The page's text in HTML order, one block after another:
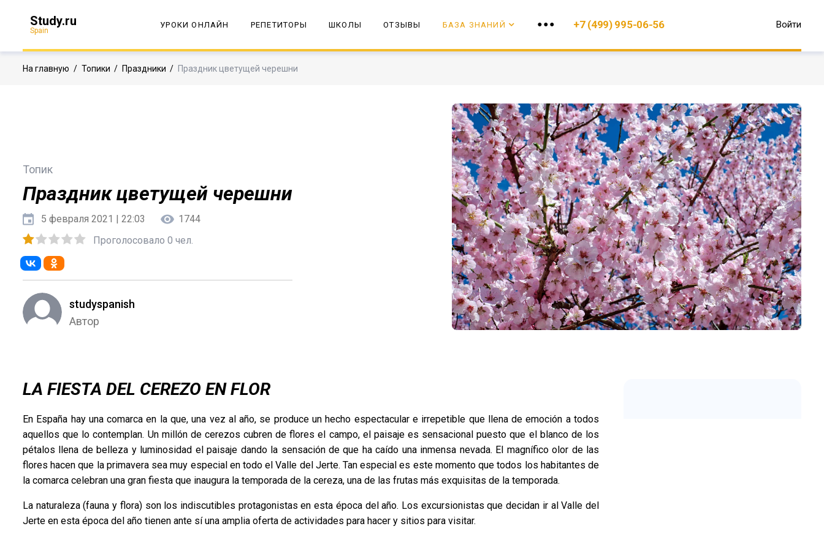
Study.ru
Spain
УРОКИ ОНЛАЙН РЕПЕТИТОРЫ ШКОЛЫ ОТЗЫВЫ БАЗА ЗНАНИЙ +7 (499) 995-06-56 Войти
На главную / Топики / Праздники / Праздник цветущей черешни
Топик
Праздник цветущей черешни
5 февраля 2021 | 22:03
1744
Проголосовало 0 чел.
studyspanish
Автор
LA FIESTA DEL CEREZO EN FLOR
En España hay una comarca en la que, una vez al año, se produce un hecho espectacular e irrepetible que llena de emoción a todos
aquellos que lo contemplan. Un millón de cerezos cubren de flores el campo, el paisaje es sensacional puesto que el blanco de los
pétalos llena de belleza y luminosidad el paisaje dando la sensación de que ha caído una inmensa nevada. El magnífico olor de las
flores hacen que la primavera sea muy especial en todo el Valle del Jerte. Tan especial es este momento que todos los habitantes de
la comarca celebran una gran fiesta que inaugura la temporada de la cereza, una de las frutas más exquisitas de la temporada.
La naturaleza (fauna y flora) son los indiscutibles protagonistas en esta época del año. Los excursionistas que decidan ir al Valle del
Jerte en esta época del año tienen ante sí una amplia oferta de actividades para hacer y sitios para visitar.